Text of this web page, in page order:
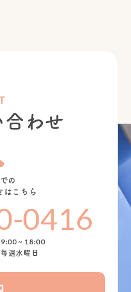
合わせ
の
はこちら
0416
9:00 ~ 18:00
毎週水曜日